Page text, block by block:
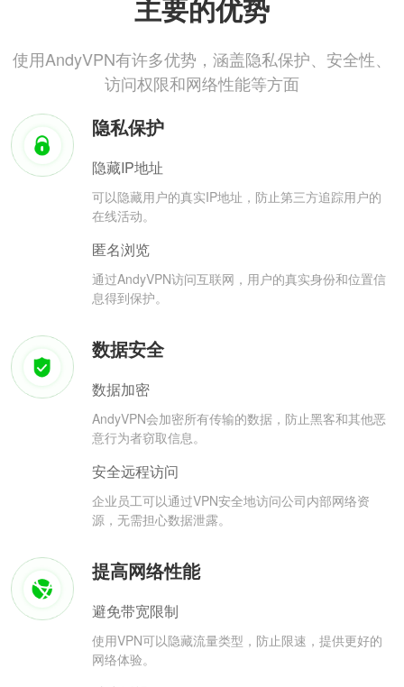
主要的优势
使用AndyVPN有许多优势，涵盖隐私保护、安全性、
访问权限和网络性能等方面
隐私保护
隐藏IP地址
可以隐藏用户的真实IP地址，防止第三方追踪用户的
在线活动。
匿名浏览
通过AndyVPN访问互联网，用户的真实身份和位置信
息得到保护。
数据安全
数据加密
AndyVPN会加密所有传输的数据，防止黑客和其他恶
意行为者窃取信息。
安全远程访问
企业员工可以通过VPN安全地访问公司内部网络资
源，无需担心数据泄露。
提高网络性能
避免带宽限制
使用VPN可以隐藏流量类型，防止限速，提供更好的
网络体验。